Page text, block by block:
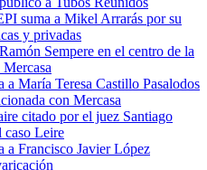
suma a Mikel Arrarás por su
y privadas
Sempere en el centro de la
a María Teresa Castillo Pasalodos
con Mercasa
citado por el juez Santiago
caso Leire
a Francisco Javier López